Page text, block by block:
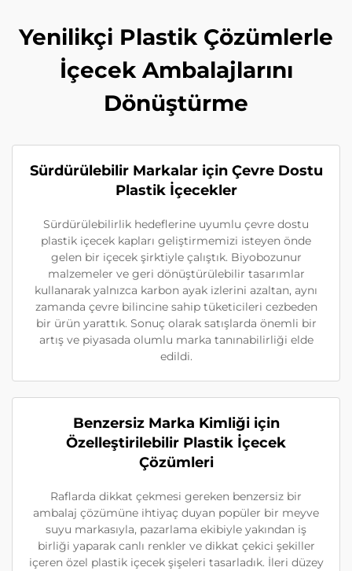
Yenilikçi Plastik Çözümlerle
İçecek Ambalajlarını
Dönüştürme
Sürdürülebilir Markalar için Çevre Dostu
Plastik İçecekler
Sürdürülebilirlik hedeflerine uyumlu çevre dostu
plastik içecek kapları geliştirmemizi isteyen önde
gelen bir içecek şirktiyle çalıştık. Biyobozunur
malzemeler ve geri dönüştürülebilir tasarımlar
kullanarak yalnızca karbon ayak izlerini azaltan, aynı
zamanda çevre bilincine sahip tüketicileri cezbeden
bir ürün yarattık. Sonuç olarak satışlarda önemli bir
artış ve piyasada olumlu marka tanınabilirliği elde
edildi.
Benzersiz Marka Kimliği için
Özelleştirilebilir Plastik İçecek
Çözümleri
Raflarda dikkat çekmesi gereken benzersiz bir
ambalaj çözümüne ihtiyaç duyan popüler bir meyve
suyu markasıyla, pazarlama ekibiyle yakından iş
birliği yaparak canlı renkler ve dikkat çekici şekiller
içeren özel plastik içecek şişeleri tasarladık. İleri düzey